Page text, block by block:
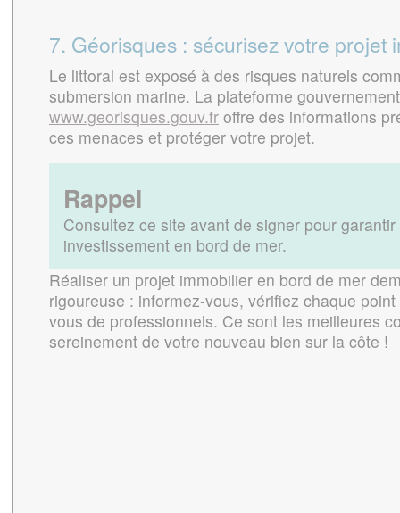
7. Géorisques : sécurisez votre projet
Le littoral est exposé à des risques naturels
submersion marine. La plateforme
www.georisques.gouv.fr offre des informations
ces menaces et protéger votre projet.
Rappel
Consultez ce site avant de signer pour
investissement en bord de mer.
Réaliser un projet immobilier en bord de mer
rigoureuse : informez-vous, vérifiez chaque
vous de professionnels. Ce sont les meilleures
sereinement de votre nouveau bien sur la côte !